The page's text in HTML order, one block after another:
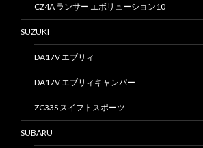
CZ4A ランサー エボリューション10
SUZUKI
DA17V エブリィ
DA17V エブリィキャンパー
ZC33S スイフトスポーツ
SUBARU